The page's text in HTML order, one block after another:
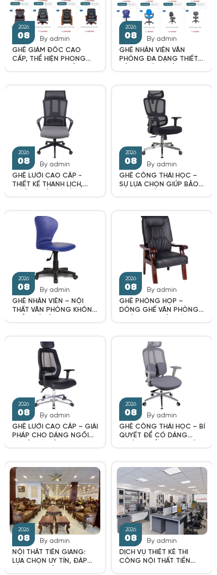
2026
08
2026
08
2026
08
2026
08
2026 2026
08
2026
08
2026
08
By admin
GHẾ GIÁM ĐỐC CAO
CẤP, THỂ HIỆN PHONG
By admin
GHẾ NHÂN VIÊN VĂN
PHÒNG ĐA DẠNG THIẾT
By admin
GHẾ LƯỚI CAO CẤP -
THIẾT KẾ THANH LỊCH,
By admin
GHẾ CÔNG THÁI HỌC –
SỰ LỰA CHỌN GIÚP BẢO
By admin
GHẾ NHÂN VIÊN – NỘI
THẤT VĂN PHÒNG KHÔNG
By admin
GHẾ PHÒNG HỌP –
DÒNG GHẾ VĂN PHÒNG
By admin
GHẾ LƯỚI CAO CẤP – GIẢI
PHÁP CHO DÁNG NGỒI
By admin
GHẾ CÔNG THÁI HỌC – BÍ
QUYẾT ĐỂ CÓ DÁNG
By admin
NỘI THẤT TIỀN GIANG:
LỰA CHỌN UY TÍN, ĐÁP
By admin
DỊCH VỤ THIẾT KẾ THI
CÔNG NỘI THẤT TIỀN